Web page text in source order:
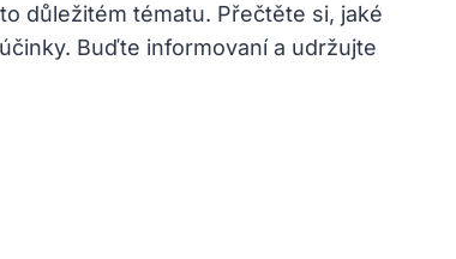
důležitém tématu. Přečtěte si, jaké
Buďte informovaní a udržujte